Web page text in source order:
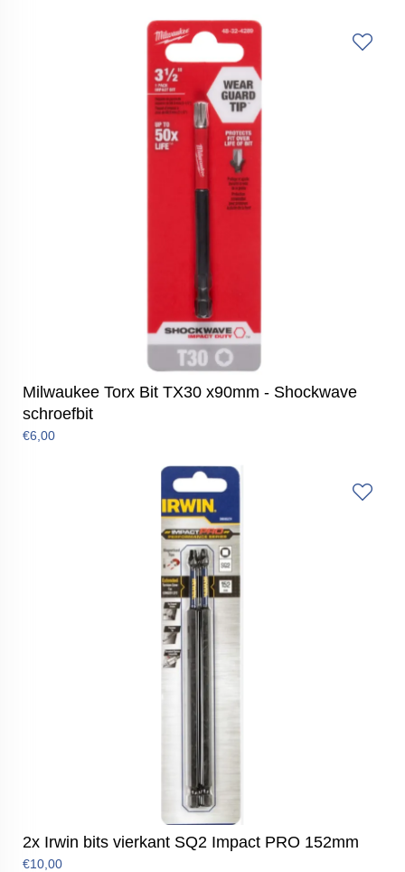
Milwaukee Torx Bit TX30 x90mm - Shockwave
schroefbit
€6,00
2x Irwin bits vierkant SQ2 Impact PRO 152mm
€10,00